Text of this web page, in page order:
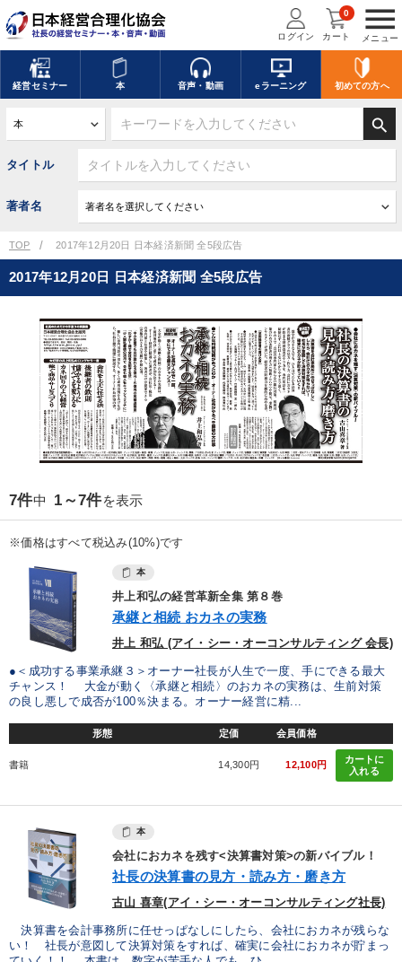
menu
メニュー
ログイン カート
0
経営セミナー 本 音声・動画 eラーニング 初めての方へ
search
タイトル
著者名
TOP 2017年12月20日 日本経済新聞 全5段広告
2017年12月20日 日本経済新聞 全5段広告
7件中 1～7件を表示
※価格はすべて税込み(10%)です
本
井上和弘の経営革新全集 第８巻
承継と相続 おカネの実務
井上 和弘 (アイ・シー・オーコンサルティング 会長)
●＜成功する事業承継３＞オーナー社長が人生で一度、手にできる最大
チャンス！ 大金が動く〈承継と相続〉のおカネの実務は、生前対策
の良し悪しで成否が100％決まる。オーナー経営に精...
形態 定価 会員価格
書籍 14,300円 12,100円
カートに
入れる
本
会社におカネを残す<決算書対策>の新バイブル！
社長の決算書の見方・読み方・磨き方
古山 喜章(アイ・シー・オーコンサルティング社長)
決算書を会計事務所に任せっぱなしにしたら、会社におカネが残らな
い！ 社長が意図して決算対策をすれば、確実に会社におカネが貯まっ